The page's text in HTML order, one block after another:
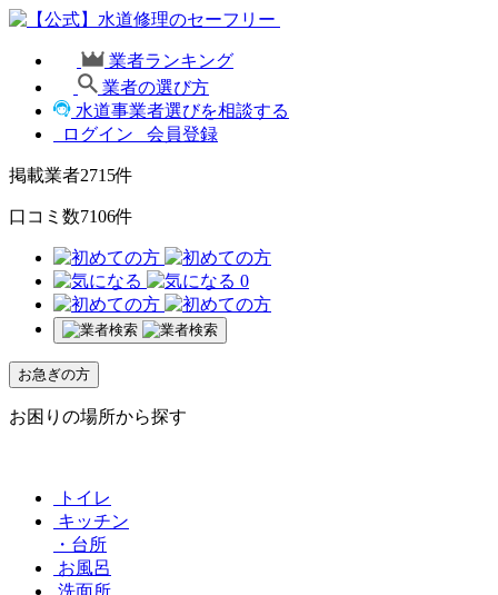
業者ランキング
業者の選び方
水道事業者選びを相談する
ログイン
会員登録
掲載業者2715件
口コミ数7106件
0
お急ぎの方
お困りの場所から探す
トイレ
キッチン
・台所
お風呂
洗面所